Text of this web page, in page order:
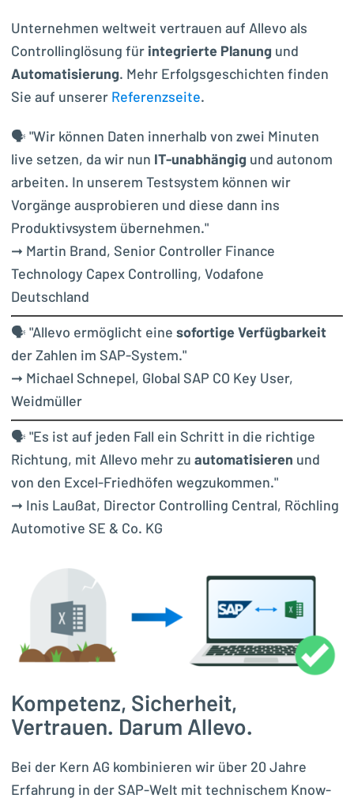
Unternehmen weltweit vertrauen auf Allevo als
Controllinglösung für integrierte Planung und
Automatisierung. Mehr Erfolgsgeschichten finden
Sie auf unserer Referenzseite.
🗣 "Wir können Daten innerhalb von zwei Minuten
live setzen, da wir nun IT-unabhängig und autonom
arbeiten. In unserem Testsystem können wir
Vorgänge ausprobieren und diese dann ins
Produktivsystem übernehmen."
➞ Martin Brand, Senior Controller Finance
Technology Capex Controlling, Vodafone
Deutschland
🗣 "Allevo ermöglicht eine sofortige Verfügbarkeit
der Zahlen im SAP-System."
➞ Michael Schnepel, Global SAP CO Key User,
Weidmüller
🗣 "Es ist auf jeden Fall ein Schritt in die richtige
Richtung, mit Allevo mehr zu automatisieren und
von den Excel-Friedhöfen wegzukommen."
➞ Inis Laußat, Director Controlling Central, Röchling
Automotive SE & Co. KG
Kompetenz, Sicherheit,
Vertrauen. Darum Allevo.
Bei der Kern AG kombinieren wir über 20 Jahre
Erfahrung in der SAP-Welt mit technischem Know-